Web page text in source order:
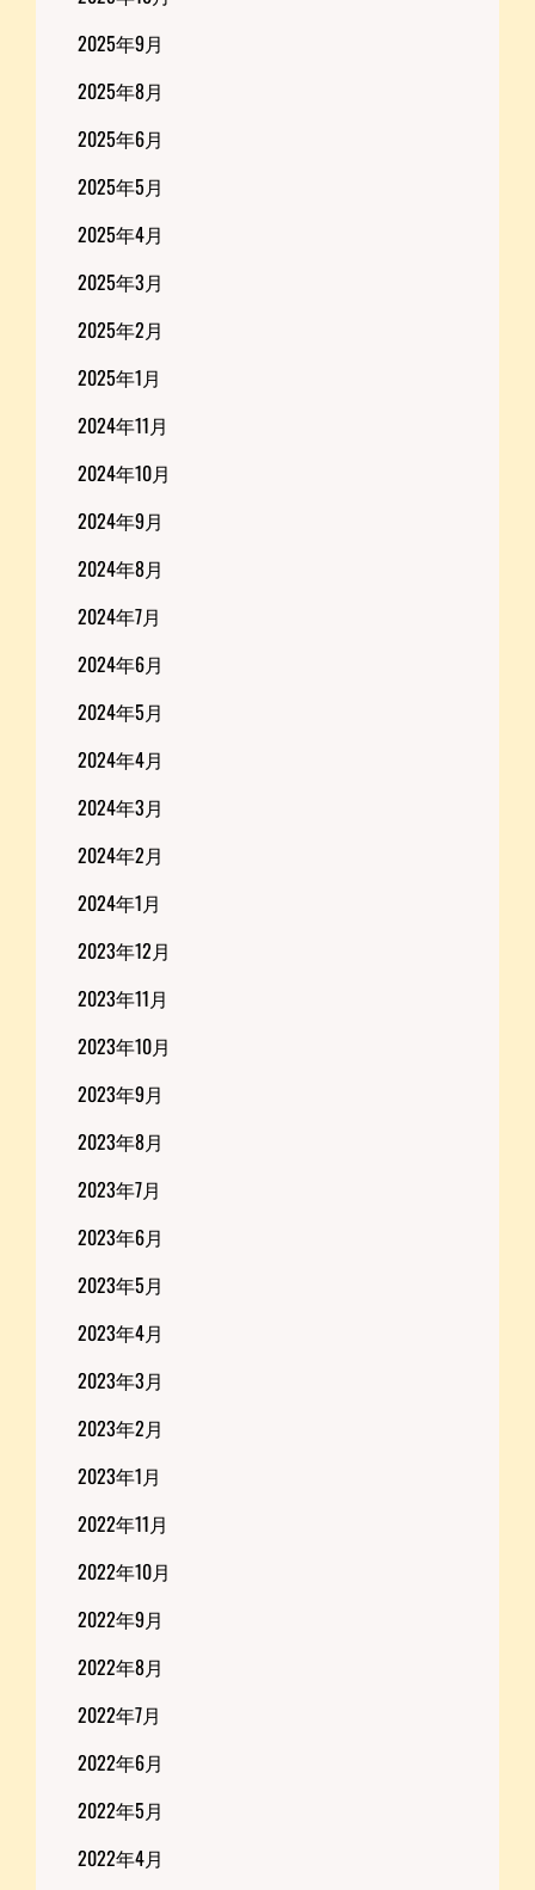
2025年9月
2025年8月
2025年6月
2025年5月
2025年4月
2025年3月
2025年2月
2025年1月
2024年11月
2024年10月
2024年9月
2024年8月
2024年7月
2024年6月
2024年5月
2024年4月
2024年3月
2024年2月
2024年1月
2023年12月
2023年11月
2023年10月
2023年9月
2023年8月
2023年7月
2023年6月
2023年5月
2023年4月
2023年3月
2023年2月
2023年1月
2022年11月
2022年10月
2022年9月
2022年8月
2022年7月
2022年6月
2022年5月
2022年4月